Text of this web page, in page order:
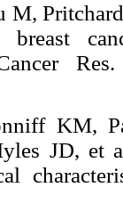
M,
breast
KM,
JD, et